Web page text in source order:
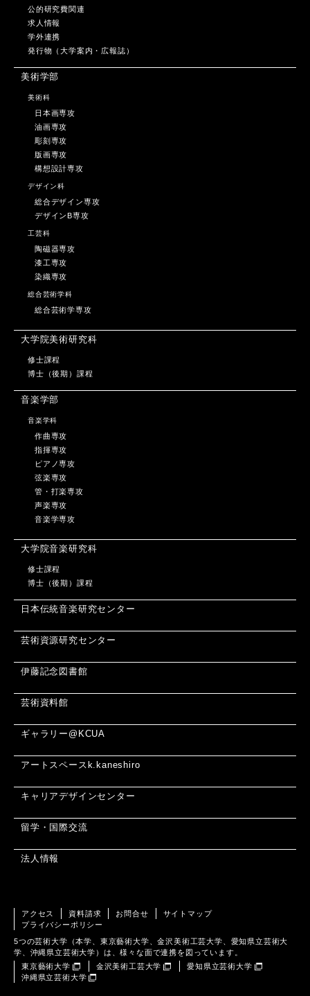
公的研究費関連
求人情報
学外連携
発行物（大学案内・広報誌）
美術学部
美術科
日本画専攻
油画専攻
彫刻専攻
版画専攻
構想設計専攻
デザイン科
総合デザイン専攻
デザインB専攻
工芸科
陶磁器専攻
漆工専攻
染織専攻
総合芸術学科
総合芸術学専攻
大学院美術研究科
修士課程
博士（後期）課程
音楽学部
音楽学科
作曲専攻
指揮専攻
ピアノ専攻
弦楽専攻
管・打楽専攻
声楽専攻
音楽学専攻
大学院音楽研究科
修士課程
博士（後期）課程
日本伝統音楽研究センター
芸術資源研究センター
伊藤記念図書館
芸術資料館
ギャラリー@KCUA
アートスペースk.kaneshiro
キャリアデザインセンター
留学・国際交流
法人情報
アクセス 資料請求 お問合せ
サイトマップ
プライバシーポリシー
5つの芸術大学（本学、東京藝術大学、金沢美術工芸大学、愛知県立芸術大
学、沖縄県立芸術大学）は、様々な面で連携を図っています。
東京藝術大学
金沢美術工芸大学
愛知県立芸術大学
沖縄県立芸術大学